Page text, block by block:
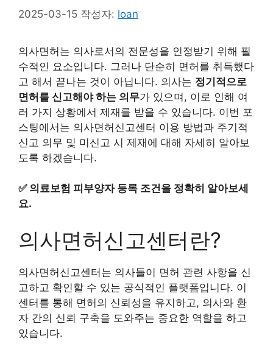
2025-03-15 작성자: loan
의사면허는 의사로서의 전문성을 인정받기 위해 필
수적인 요소입니다. 그러나 단순히 면허를 취득했다
고 해서 끝나는 것이 아닙니다. 의사는 정기적으로
면허를 신고해야 하는 의무가 있으며, 이로 인해 여
러 가지 상황에서 제재를 받을 수 있습니다. 이번 포
스팅에서는 의사면허신고센터 이용 방법과 주기적
신고 의무 및 미신고 시 제재에 대해 자세히 알아보
도록 하겠습니다.
✅ 의료보험 피부양자 등록 조건을 정확히 알아보세
요.
의사면허신고센터란?
의사면허신고센터는 의사들이 면허 관련 사항을 신
고하고 확인할 수 있는 공식적인 플랫폼입니다. 이
센터를 통해 면허의 신뢰성을 유지하고, 의사와 환
자 간의 신뢰 구축을 도와주는 중요한 역할을 하고
있습니다.